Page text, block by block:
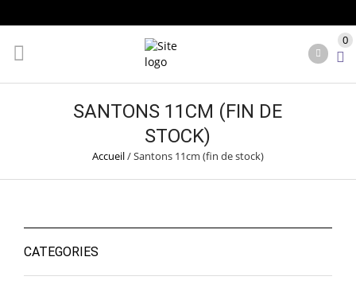
0
SANTONS 11CM (FIN DE
STOCK)
Accueil/Santons 11cm (fin de stock)
CATEGORIES